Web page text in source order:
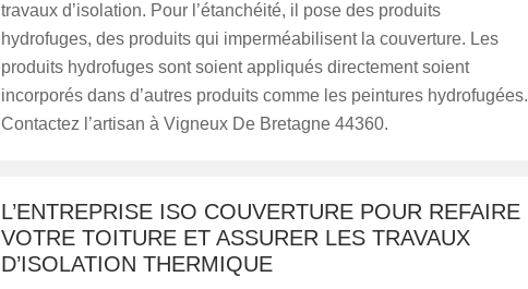
travaux d’isolation. Pour l’étanchéité, il pose des produits
hydrofuges, des produits qui imperméabilisent la couverture. Les
produits hydrofuges sont soient appliqués directement soient
incorporés dans d’autres produits comme les peintures hydrofugées.
Contactez l’artisan à Vigneux De Bretagne 44360.
L’ENTREPRISE ISO COUVERTURE POUR REFAIRE
VOTRE TOITURE ET ASSURER LES TRAVAUX
D’ISOLATION THERMIQUE